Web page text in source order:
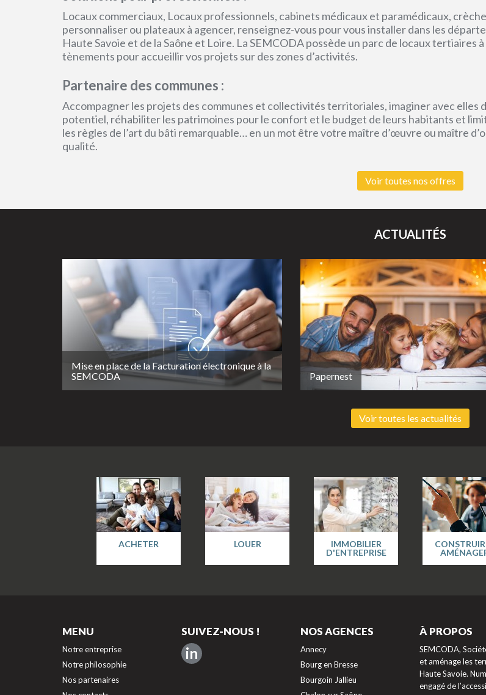
Locaux commerciaux, Locaux professionnels, cabinets médicaux et paramédicaux,
personnaliser ou plateaux à agencer, renseignez-vous pour vous installer dans les
Haute Savoie et de la Saône et Loire. La SEMCODA possède un parc de locaux tertiaires
tènements pour accueillir vos projets sur des zones d’activités.
Partenaire des communes :
Accompagner les projets des communes et collectivités territoriales, imaginer avec elles
potentiel, réhabiliter les patrimoines pour le confort et le budget de leurs habitants et
les règles de l’art du bâti remarquable… en un mot être votre maître d’œuvre ou maître
qualité.
Voir toutes nos offres
ACTUALITÉS
Mise en place de la Facturation électronique à la
SEMCODA
Papernest
Voir toutes les actualités
ACHETER LOUER
IMMOBILIER
D'ENTREPRISE
MENU
Notre entreprise
Notre philosophie
Nos partenaires
SUIVEZ-NOUS !
in
NOS AGENCES
Annecy
Bourg en Bresse
Bourgoin Jallieu
À PROPOS
SEMCODA,
et aménage les
Haute Savoie.
engagé de